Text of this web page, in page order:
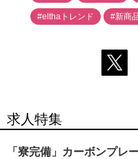
#elthaトレンド #新商
求人特集
「寮完備」カーボンプレ